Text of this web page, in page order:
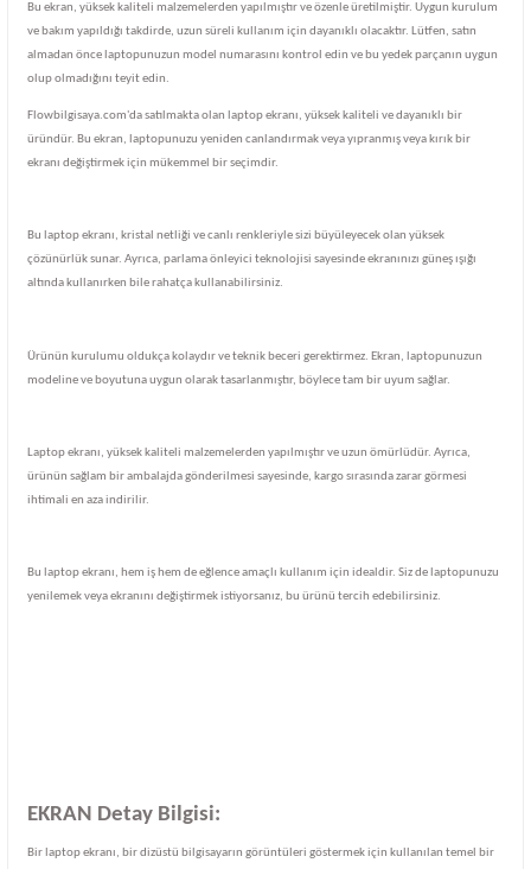
Bu ekran, yüksek kaliteli malzemelerden yapılmıştır ve özenle üretilmiştir. Uygun kurulum
ve bakım yapıldığı takdirde, uzun süreli kullanım için dayanıklı olacaktır. Lütfen, satın
almadan önce laptopunuzun model numarasını kontrol edin ve bu yedek parçanın uygun
olup olmadığını teyit edin.
Flowbilgisaya.com'da satılmakta olan laptop ekranı, yüksek kaliteli ve dayanıklı bir
üründür. Bu ekran, laptopunuzu yeniden canlandırmak veya yıpranmış veya kırık bir
ekranı değiştirmek için mükemmel bir seçimdir.
Bu laptop ekranı, kristal netliği ve canlı renkleriyle sizi büyüleyecek olan yüksek
çözünürlük sunar. Ayrıca, parlama önleyici teknolojisi sayesinde ekranınızı güneş ışığı
altında kullanırken bile rahatça kullanabilirsiniz.
Ürünün kurulumu oldukça kolaydır ve teknik beceri gerektirmez. Ekran, laptopunuzun
modeline ve boyutuna uygun olarak tasarlanmıştır, böylece tam bir uyum sağlar.
Laptop ekranı, yüksek kaliteli malzemelerden yapılmıştır ve uzun ömürlüdür. Ayrıca,
ürünün sağlam bir ambalajda gönderilmesi sayesinde, kargo sırasında zarar görmesi
ihtimali en aza indirilir.
Bu laptop ekranı, hem iş hem de eğlence amaçlı kullanım için idealdir. Siz de laptopunuzu
yenilemek veya ekranını değiştirmek istiyorsanız, bu ürünü tercih edebilirsiniz.
EKRAN Detay Bilgisi:
Bir laptop ekranı, bir dizüstü bilgisayarın görüntüleri göstermek için kullanılan temel bir